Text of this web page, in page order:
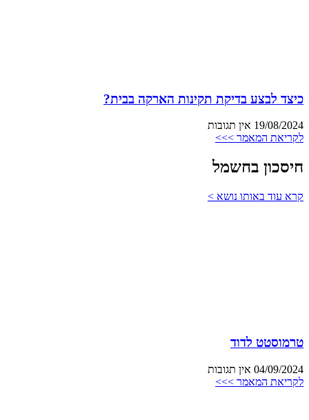
כיצד לבצע בדיקת תקינות הארקה בבית?
19/08/2024 אין תגובות
לקריאת המאמר >>>
חיסכון בחשמל
קרא עוד באותו נושא >
טרמוסטט לדוד
04/09/2024 אין תגובות
לקריאת המאמר >>>